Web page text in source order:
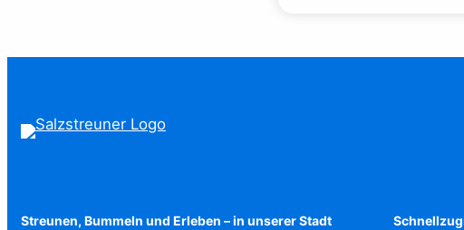
Streunen, Bummeln und Erleben – in unserer Stadt